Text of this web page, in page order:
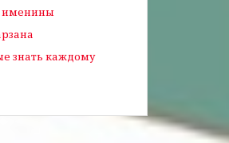
именины
знать каждому